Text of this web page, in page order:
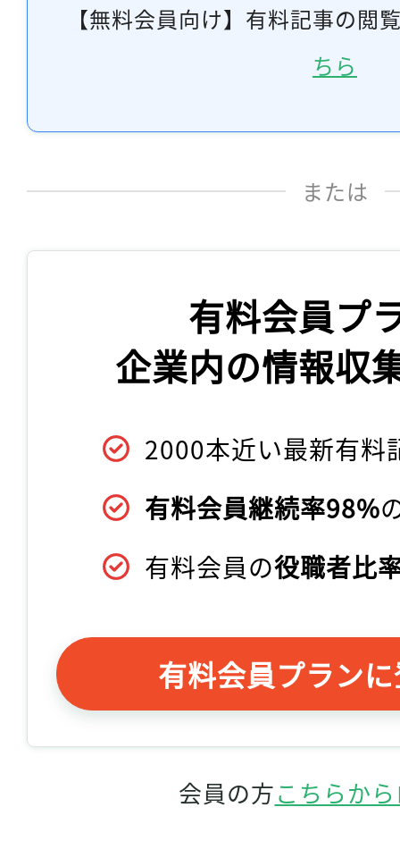
【無料会員向け】有料記事の閲
ちら
または
有料会員プ
企業内の情報収
2000本近い最新有料
有料会員継続率98%
有料会員の役職者比
有料会員プラン
会員の方こちらか